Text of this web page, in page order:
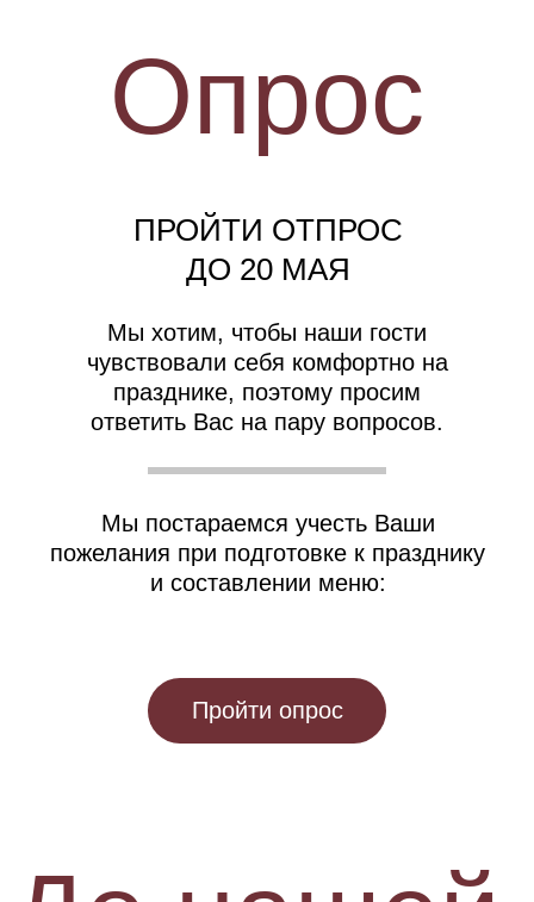
ПРОЙТИ ОТПРОС
ДО 20 МАЯ
Мы хотим, чтобы наши гости
чувствовали себя комфортно на
празднике, поэтому просим
ответить Вас на пару вопросов.
Мы постараемся учесть Ваши
пожелания при подготовке к празднику
и составлении меню:
Пройти опрос
Опрос